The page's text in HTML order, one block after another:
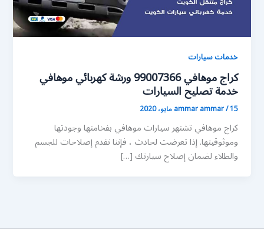
خدمات سيارات
كراج موهافي 99007366 ورشة كهربائي موهافي
خدمة تصليح السيارات
ammar ammar/15 مايو، 2020
كراج موهافي تشتهر سيارات موهافي بفخامتها وجودتها
وموثوقيتها. إذا تعرضت لحادث ، فإننا نقدم إصلاحات للجسم
والطلاء لضمان إصلاح سيارتك […]